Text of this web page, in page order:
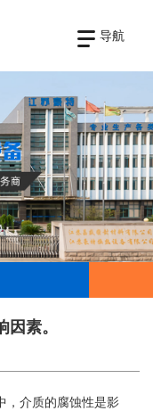
导航
素。
，介质的腐蚀性是影